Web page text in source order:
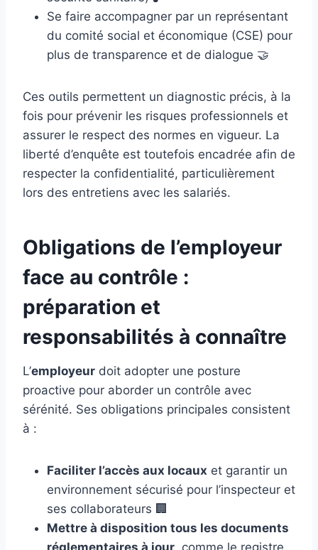
Se faire accompagner par un représentant
du comité social et économique (CSE) pour
plus de transparence et de dialogue 🤝
Ces outils permettent un diagnostic précis, à la
fois pour prévenir les risques professionnels et
assurer le respect des normes en vigueur. La
liberté d’enquête est toutefois encadrée afin de
respecter la confidentialité, particulièrement
lors des entretiens avec les salariés.
Obligations de l’employeur
face au contrôle :
préparation et
responsabilités à connaître
L’employeur doit adopter une posture
proactive pour aborder un contrôle avec
sérénité. Ses obligations principales consistent
à :
Faciliter l’accès aux locaux et garantir un
environnement sécurisé pour l’inspecteur et
ses collaborateurs 🏢
Mettre à disposition tous les documents
réglementaires à jour, comme le registre